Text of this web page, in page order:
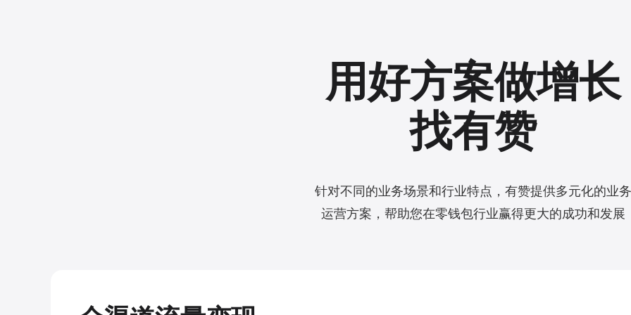
用好方案做增长
找有赞
针对不同的业务场景和行业特点，有赞提供多元化的业务
运营方案，帮助您在零钱包行业赢得更大的成功和发展